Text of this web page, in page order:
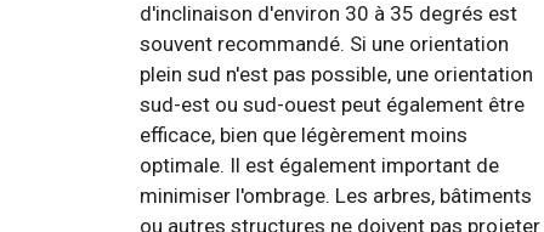
d'inclinaison d'environ 30 à 35 degrés est
souvent recommandé. Si une orientation
plein sud n'est pas possible, une orientation
sud-est ou sud-ouest peut également être
efficace, bien que légèrement moins
optimale. Il est également important de
minimiser l'ombrage. Les arbres, bâtiments
ou autres structures ne doivent pas projeter